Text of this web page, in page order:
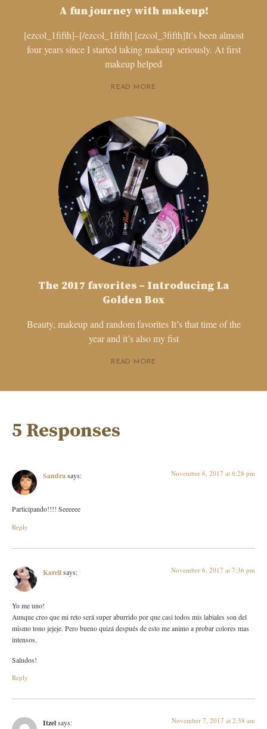
A fun journey with makeup!
[ezcol_1fifth]–[/ezcol_1fifth] [ezcol_3fifth]It’s been almost
four years since I started taking makeup seriously. At first
makeup helped
READ MORE
The 2017 favorites – Introducing La
Golden Box
Beauty, makeup and random favorites It’s that time of the
year and it’s also my fist
READ MORE
5 Responses
Sandra says: November 6, 2017 at 6:28 pm
Participando!!!! Seeeeee
Reply
Kareli says: November 6, 2017 at 7:36 pm
Yo me uno!
Aunque creo que mi reto será super aburrido por que casi todos mis labiales son del
mismo tono jejeje. Pero bueno quizá después de esto me animo a probar colores mas
intensos.
Saludos!
Reply
Itzel says: November 7, 2017 at 2:38 am